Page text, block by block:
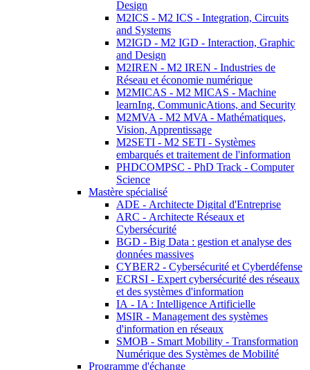
Design
M2ICS - M2 ICS - Integration, Circuits
and Systems
M2IGD - M2 IGD - Interaction, Graphic
and Design
M2IREN - M2 IREN - Industries de
Réseau et économie numérique
M2MICAS - M2 MICAS - Machine
learnIng, CommunicAtions, and Security
M2MVA - M2 MVA - Mathématiques,
Vision, Apprentissage
M2SETI - M2 SETI - Systèmes
embarqués et traitement de l'information
PHDCOMPSC - PhD Track - Computer
Science
Mastère spécialisé
ADE - Architecte Digital d'Entreprise
ARC - Architecte Réseaux et
Cybersécurité
BGD - Big Data : gestion et analyse des
données massives
CYBER2 - Cybersécurité et Cyberdéfense
ECRSI - Expert cybersécurité des réseaux
et des systèmes d'information
IA - IA : Intelligence Artificielle
MSIR - Management des systèmes
d'information en réseaux
SMOB - Smart Mobility - Transformation
Numérique des Systèmes de Mobilité
Programme d'échange